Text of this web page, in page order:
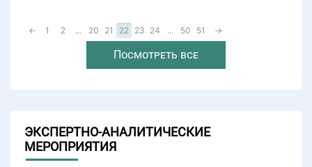
← 1 2 ... 20 21 22 23 24 ... 50 51 →
Посмотреть все
ЭКСПЕРТНО-АНАЛИТИЧЕСКИЕ
МЕРОПРИЯТИЯ